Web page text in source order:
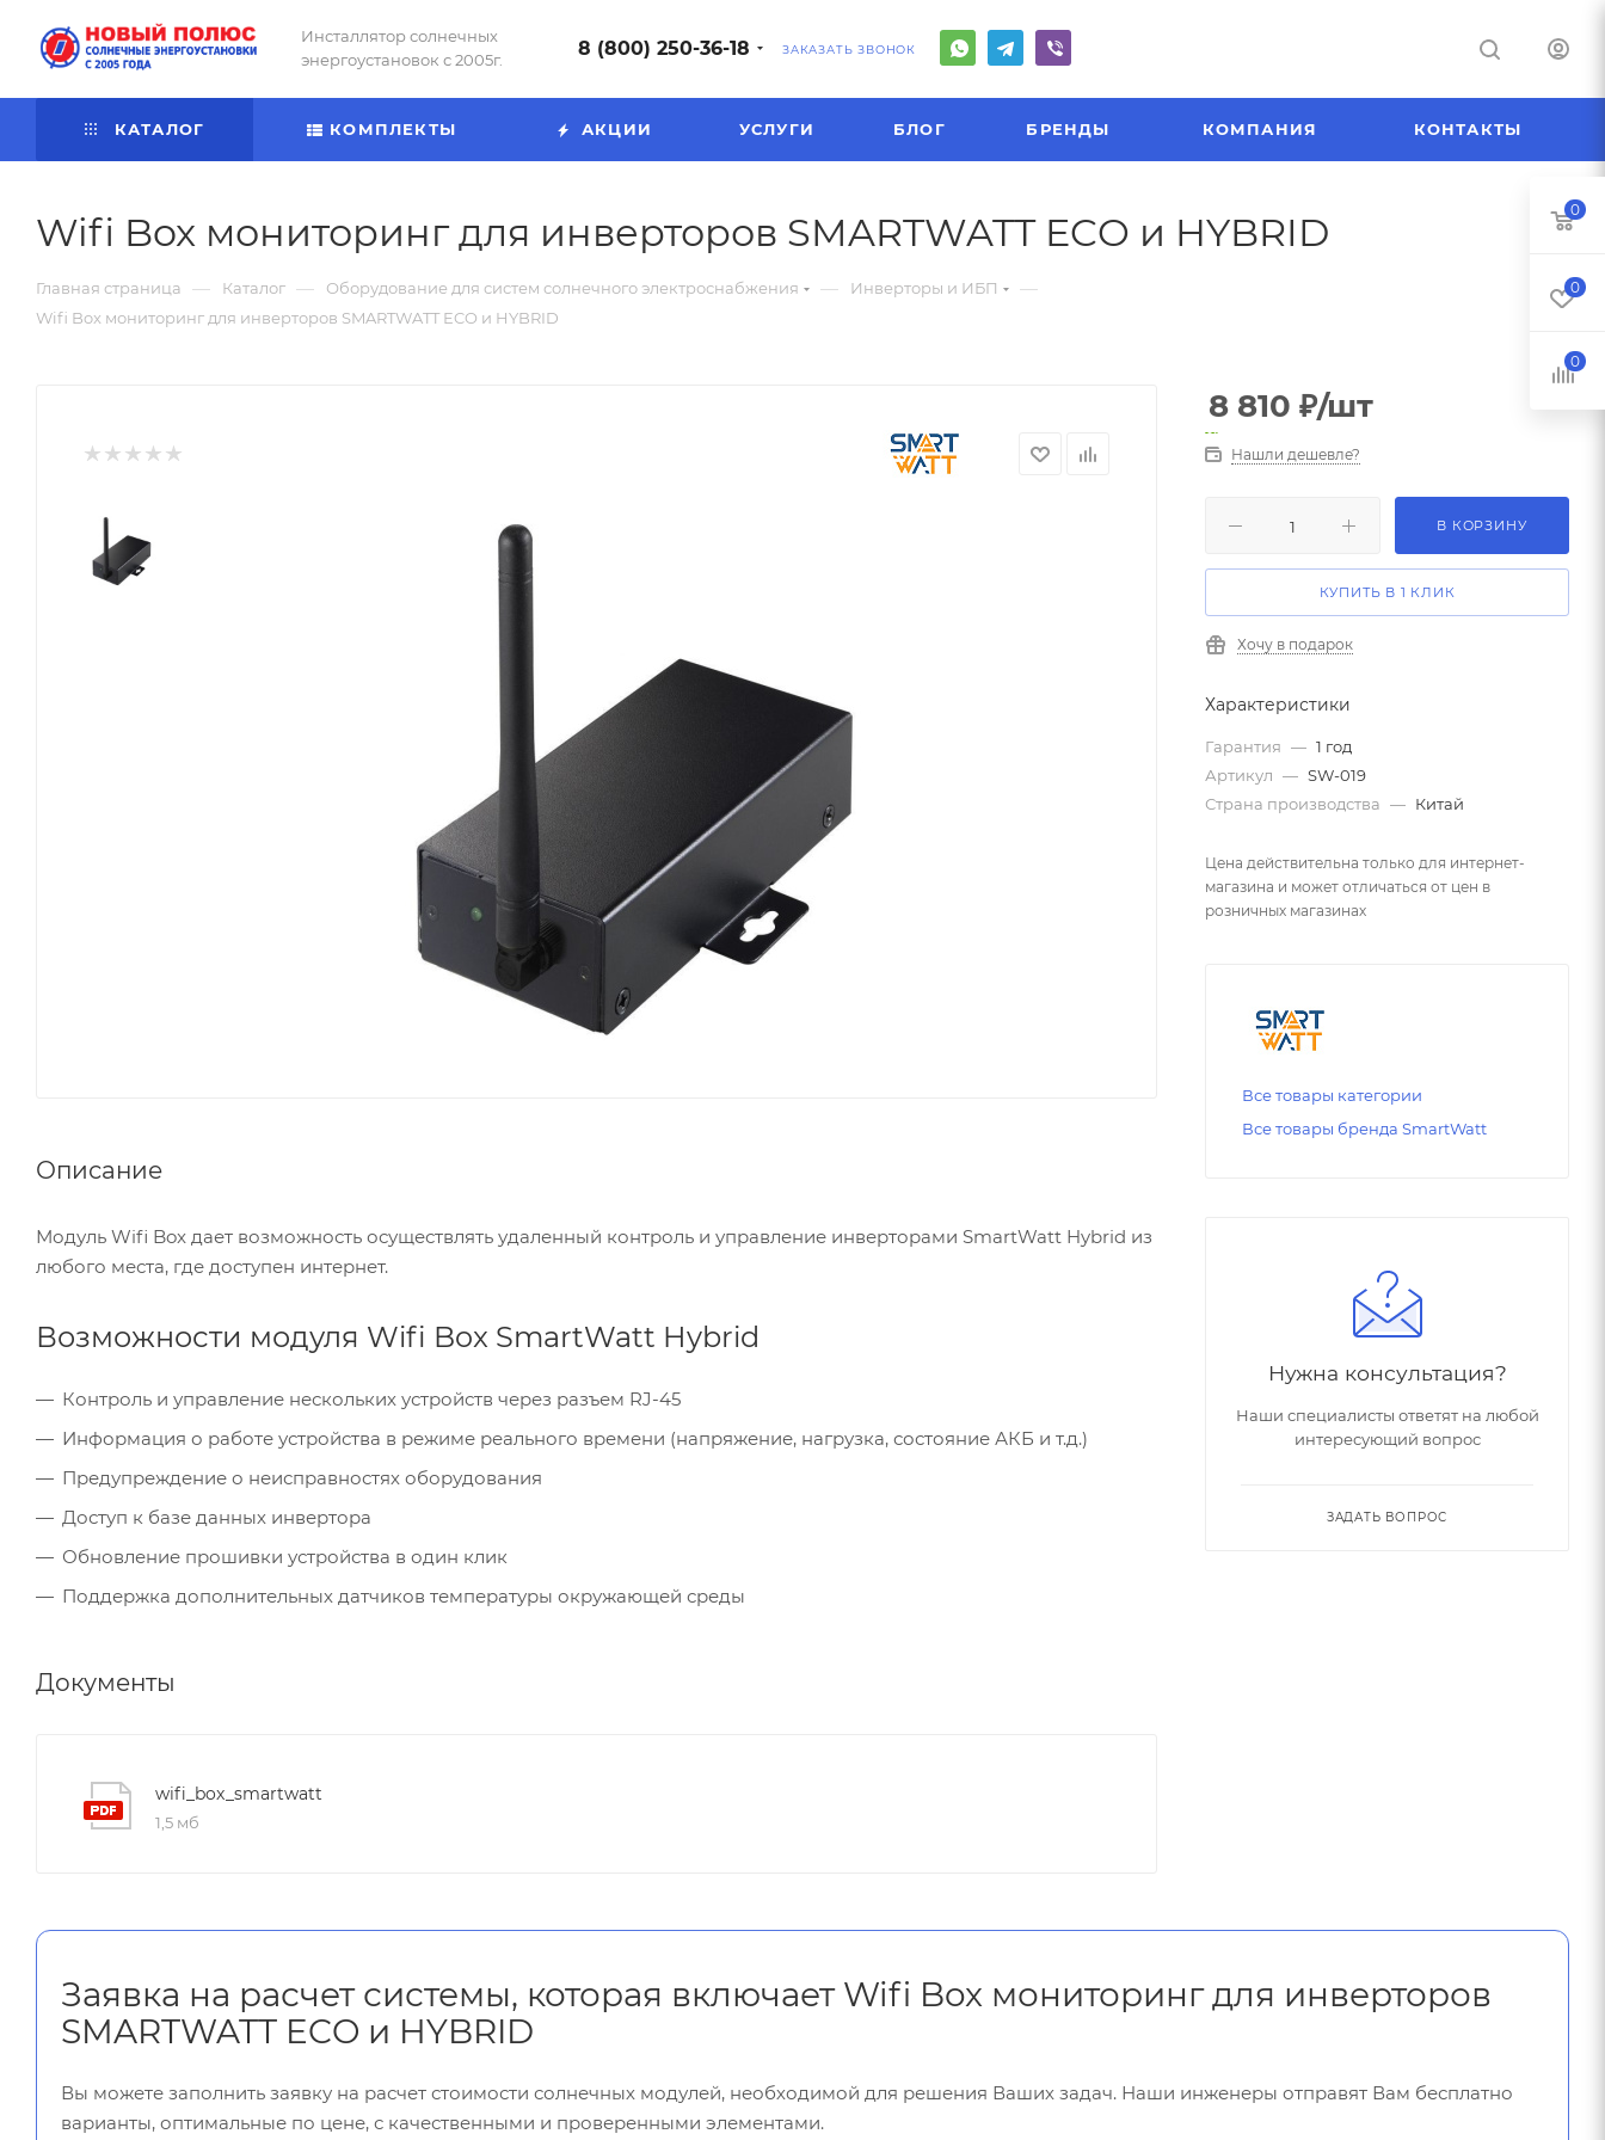
Инсталлятор солнечных
энергоустановок с 2005г.
8 (800) 250-36-18 ЗАКАЗАТЬ ЗВОНОК
КАТАЛОГ КОМПЛЕКТЫ АКЦИИ УСЛУГИ БЛОГ БРЕНДЫ КОМПАНИЯ КОНТАКТЫ
Wifi Box мониторинг для инверторов SMARTWATT ECO и HYBRID
Главная страница — Каталог — Оборудование для систем солнечного электроснабжения — Инверторы и ИБП —
Wifi Box мониторинг для инверторов SMARTWATT ECO и HYBRID
Описание
Модуль Wifi Box дает возможность осуществлять удаленный контроль и управление инверторами SmartWatt Hybrid из
любого места, где доступен интернет.
Возможности модуля Wifi Box SmartWatt Hybrid
Контроль и управление нескольких устройств через разъем RJ-45
Информация о работе устройства в режиме реального времени (напряжение, нагрузка, состояние АКБ и т.д.)
Предупреждение о неисправностях оборудования
Доступ к базе данных инвертора
Обновление прошивки устройства в один клик
Поддержка дополнительных датчиков температуры окружающей среды
Документы
wifi_box_smartwatt
1,5 мб
8 810 ₽/шт
Нашли дешевле?
В КОРЗИНУ
КУПИТЬ В 1 КЛИК
Хочу в подарок
Характеристики
Гарантия — 1 год
Артикул — SW-019
Страна производства — Китай
Цена действительна только для интернет-
магазина и может отличаться от цен в
розничных магазинах
Все товары категории
Все товары бренда SmartWatt
Нужна консультация?
Наши специалисты ответят на любой
интересующий вопрос
ЗАДАТЬ ВОПРОС
Заявка на расчет системы, которая включает Wifi Box мониторинг для инверторов
SMARTWATT ECO и HYBRID
Вы можете заполнить заявку на расчет стоимости солнечных модулей, необходимой для решения Ваших задач. Наши инженеры отправят Вам бесплатно
варианты, оптимальные по цене, с качественными и проверенными элементами.
0
0
0